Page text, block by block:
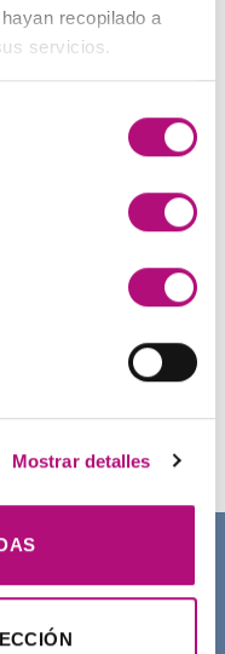
recopilado a
servicios.
Mostrar detalles